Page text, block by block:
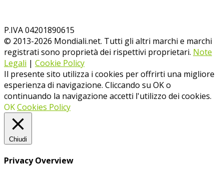
P.IVA 04201890615
© 2013-2026 Mondiali.net. Tutti gli altri marchi e marchi
registrati sono proprietà dei rispettivi proprietari. Note
Legali | Cookie Policy
Il presente sito utilizza i cookies per offrirti una migliore
esperienza di navigazione. Cliccando su OK o
continuando la navigazione accetti l'utilizzo dei cookies.
OKCookies Policy
Chiudi
Privacy Overview